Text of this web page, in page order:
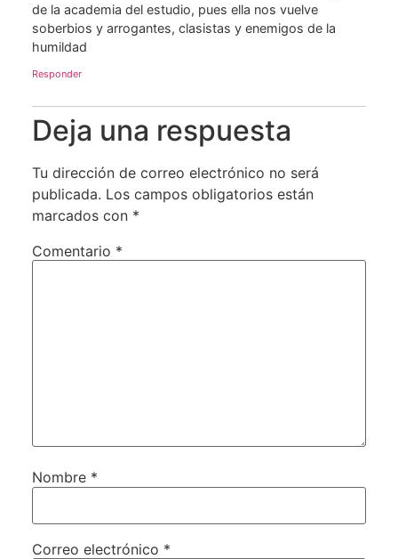
de la academia del estudio, pues ella nos vuelve
soberbios y arrogantes, clasistas y enemigos de la
humildad
Responder
Deja una respuesta
Tu dirección de correo electrónico no será
publicada. Los campos obligatorios están
marcados con *
Comentario *
Nombre *
Correo electrónico *